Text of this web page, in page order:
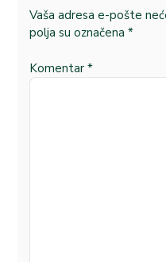
Vaša adresa e-pošte
polja su označena *
Komentar *